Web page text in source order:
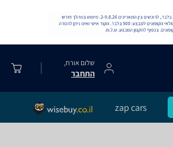
שלום אורח,
התחבר
zap cars